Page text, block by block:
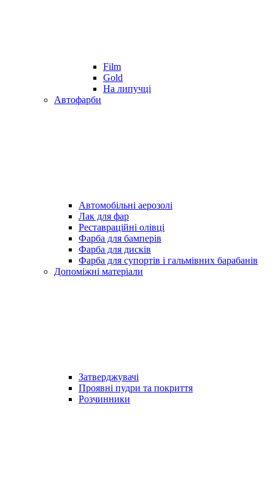
Film
Gold
На липучці
Автофарби
Автомобільні аерозолі
Лак для фар
Реставраційні олівці
Фарба для бамперів
Фарба для дисків
Фарба для супортів і гальмівних барабанів
Допоміжні матеріали
Затверджувачі
Проявні пудри та покриття
Розчинники